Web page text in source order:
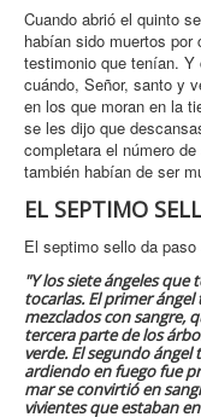
Cuando abrió el quinto
habían sido muertos por
testimonio que tenían.
cuándo, Señor, santo y
en los que moran en la
se les dijo que
completara el número
también habían de ser
EL SEPTIMO
El septimo sello da
"Y los siete ángeles
tocarlas. El primer
mezclados con sangre,
tercera parte de los
verde. El segundo
ardiendo en fuego fue
mar se convirtió en
vivientes que estaban